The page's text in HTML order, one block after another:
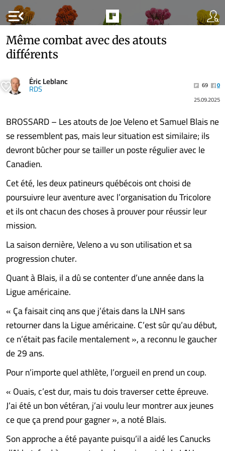
menu_open
Même combat avec des atouts
différents
Éric Leblanc
RDS 69
0
25.09.2025
BROSSARD – Les atouts de Joe Veleno et Samuel Blais ne
se ressemblent pas, mais leur situation est similaire; ils
devront bûcher pour se tailler un poste régulier avec le
Canadien.
Cet été, les deux patineurs québécois ont choisi de
poursuivre leur aventure avec l’organisation du Tricolore
et ils ont chacun des choses à prouver pour réussir leur
mission.
La saison dernière, Veleno a vu son utilisation et sa
progression chuter.
Quant à Blais, il a dû se contenter d’une année dans la
Ligue américaine.
« Ça faisait cinq ans que j’étais dans la LNH sans
retourner dans la Ligue américaine. C’est sûr qu’au début,
ce n’était pas facile mentalement », a reconnu le gaucher
de 29 ans.
Pour n’importe quel athlète, l’orgueil en prend un coup.
« Ouais, c’est dur, mais tu dois traverser cette épreuve.
J’ai été un bon vétéran, j’ai voulu leur montrer aux jeunes
ce que ça prend pour gagner », a noté Blais.
Son approche a été payante puisqu’il a aidé les Canucks